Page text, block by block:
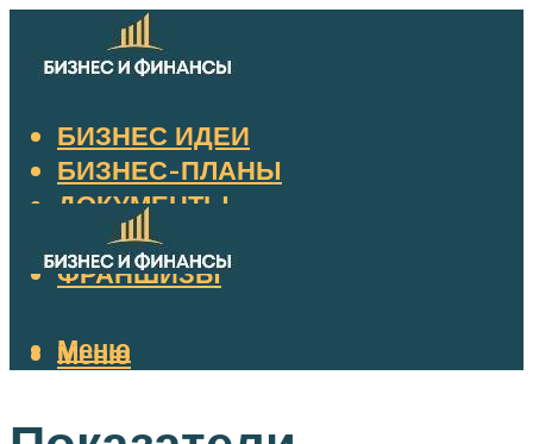
БИЗНЕС ИДЕИ
БИЗНЕС-ПЛАНЫ
ДОКУМЕНТЫ
НАЛОГИ
ФРАНШИЗЫ
Меню
Меню